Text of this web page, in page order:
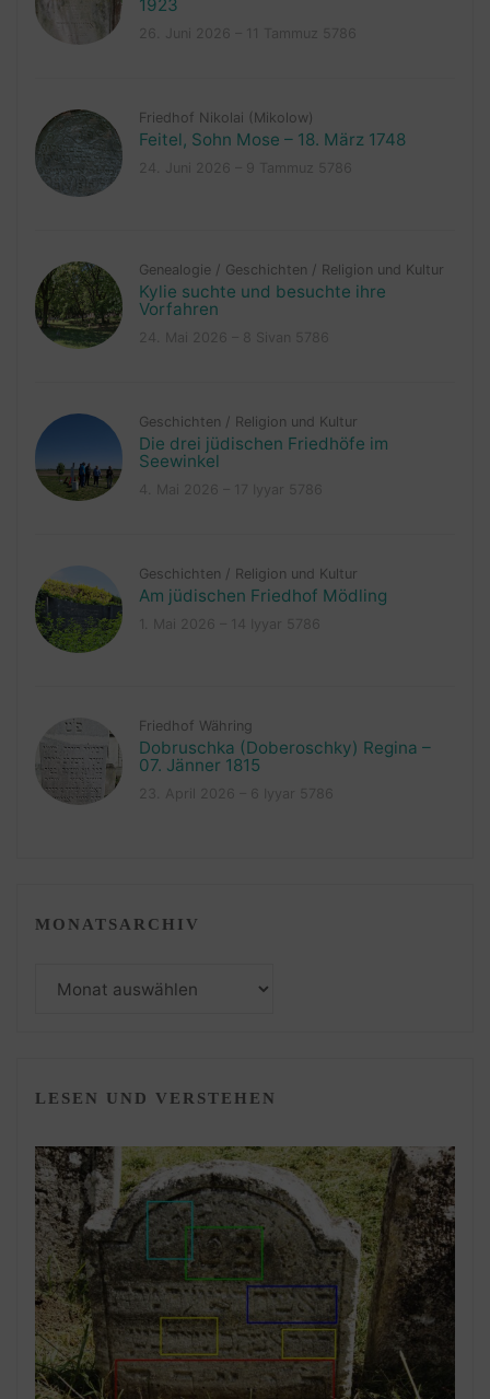
1923
Friedhof Nikolai (Mikolow)
Feitel, Sohn Mose – 18. März 1748
Genealogie / Geschichten / Religion und Kultur
Kylie suchte und besuchte ihre
Vorfahren
Geschichten / Religion und Kultur
Die drei jüdischen Friedhöfe im
Seewinkel
Geschichten / Religion und Kultur
Am jüdischen Friedhof Mödling
Friedhof Währing
Dobruschka (Doberoschky) Regina –
07. Jänner 1815
MONATSARCHIV
LESEN UND VERSTEHEN